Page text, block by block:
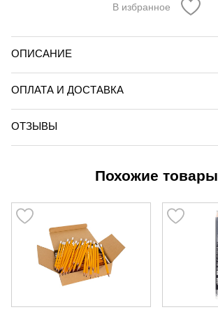
В избранное
ОПИСАНИЕ
ОПЛАТА И ДОСТАВКА
ОТЗЫВЫ
Похожие товары